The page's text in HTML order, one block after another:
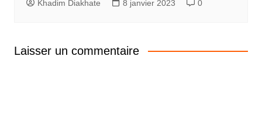
Khadim Diakhate 8 janvier 2023 0
Laisser un commentaire